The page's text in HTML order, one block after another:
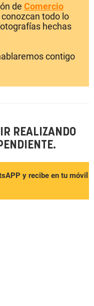
de Comercio
todo lo
hechas
contigo
REALIZANDO
y recibe en tu móvil